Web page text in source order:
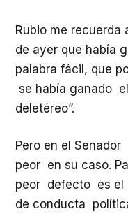
Rubio me
de ayer que había
palabra fácil, que
se había ganado
deletéreo”.
Pero en el
peor en su caso.
peor defecto es el
de conducta